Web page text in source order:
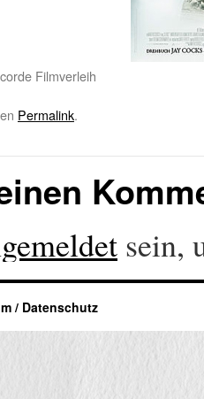
Filmverleih
Permalink.
sein,
/ Datenschutz